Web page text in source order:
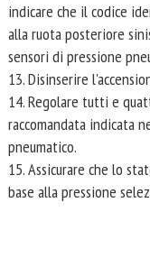
indicare che il codice
alla ruota posteriore
sensori di pressione
13. Disinserire
14. Regolare tutti e
raccomandata indicata
pneumatico.
15. Assicurare che lo
base alla pressione